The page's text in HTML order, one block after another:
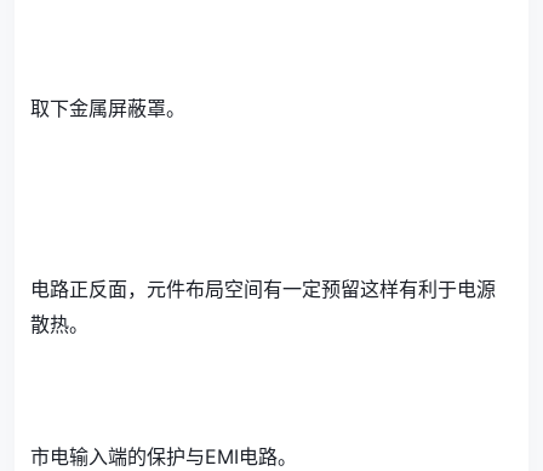
取下金属屏蔽罩。
电路正反面，元件布局空间有一定预留这样有利于电源
散热。
市电输入端的保护与EMI电路。